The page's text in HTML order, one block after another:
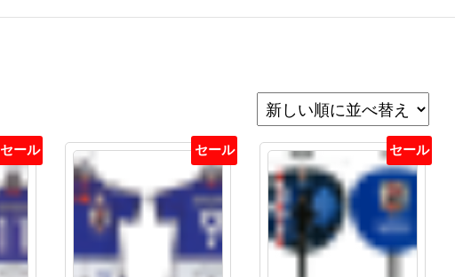
セール セール セール